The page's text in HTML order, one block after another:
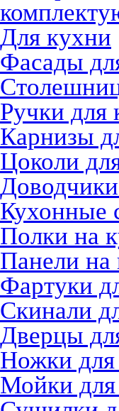
Для кухни
Фасады
Ручки для
Карнизы
Цоколи
Кухонные
Полки на
Панели
Фартуки
Скинали
Дверцы
Ножки
Мойки